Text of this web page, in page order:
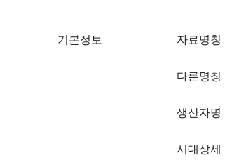
기본정보 자료명칭
다른명칭
생산자명
시대상세